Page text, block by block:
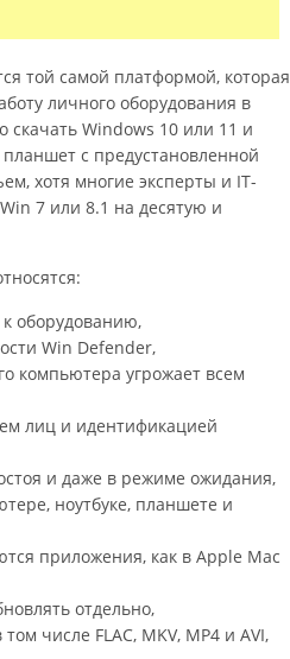
той самой платформой, которая
личного оборудования в
скачать Windows 10 или 11 и
с предустановленной
хотя многие эксперты и IT-
7 или 8.1 на десятую и
оборудованию,
Win Defender,
компьютера угрожает всем
лиц и идентификацией
и даже в режиме ожидания,
ноутбуке, планшете и
приложения, как в Apple Mac
отдельно,
числе FLAC, MKV, MP4 и AVI,